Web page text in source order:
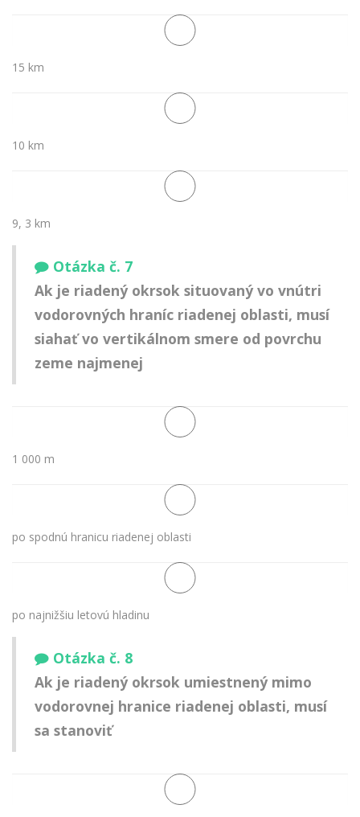
15 km
10 km
9, 3 km
Otázka č. 7
Ak je riadený okrsok situovaný vo vnútri
vodorovných hraníc riadenej oblasti, musí
siahať vo vertikálnom smere od povrchu
zeme najmenej
1 000 m
po spodnú hranicu riadenej oblasti
po najnižšiu letovú hladinu
Otázka č. 8
Ak je riadený okrsok umiestnený mimo
vodorovnej hranice riadenej oblasti, musí
sa stanoviť